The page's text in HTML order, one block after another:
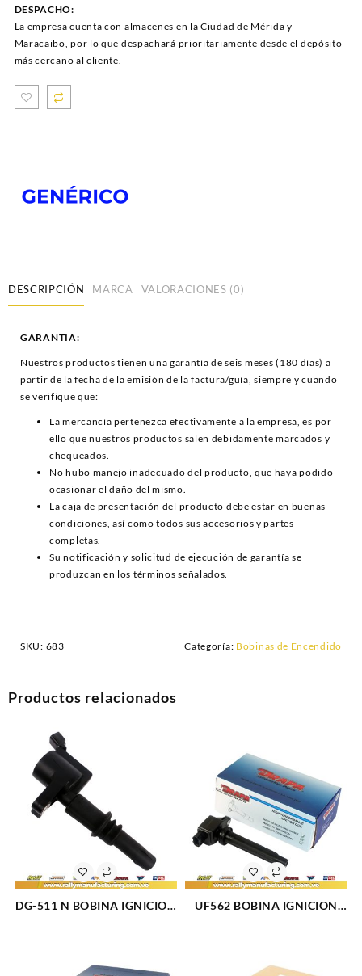
DESPACHO:
La empresa cuenta con almacenes en la Ciudad de Mérida y
Maracaibo, por lo que despachará prioritariamente desde el depósito
más cercano al cliente.
DESCRIPCIÓN MARCA VALORACIONES (0)
GARANTIA:
Nuestros productos tienen una garantía de seis meses (180 días) a
partir de la fecha de la emisión de la factura/guía, siempre y cuando
se verifique que:
La mercancía pertenezca efectivamente a la empresa, es por
ello que nuestros productos salen debidamente marcados y
chequeados.
No hubo manejo inadecuado del producto, que haya podido
ocasionar el daño del mismo.
La caja de presentación del producto debe estar en buenas
condiciones, así como todos sus accesorios y partes
completas.
Su notificación y solicitud de ejecución de garantía se
produzcan en los términos señalados.
SKU: 683 Categoría: Bobinas de Encendido
Productos relacionados
DG-511 N BOBINA IGNICION
UF562 BOBINA IGNICION